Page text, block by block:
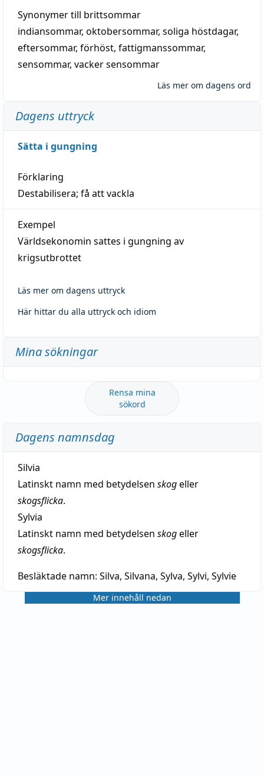
Synonymer till brittsommar
indiansommar, oktobersommar, soliga höstdagar,
eftersommar, förhöst, fattigmanssommar,
sensommar, vacker sensommar
Läs mer om dagens ord
Dagens uttryck
Sätta i gungning
Förklaring
Destabilisera; få att vackla
Exempel
Världsekonomin sattes i gungning av
krigsutbrottet
Läs mer om dagens uttryck
Här hittar du alla uttryck och idiom
Mina sökningar
Rensa mina
sökord
Dagens namnsdag
Silvia
Latinskt namn med betydelsen skogeller
skogsflicka.
Sylvia
Latinskt namn med betydelsen skogeller
skogsflicka.
Besläktade namn: Silva, Silvana, Sylva, Sylvi, Sylvie
Mer innehåll nedan